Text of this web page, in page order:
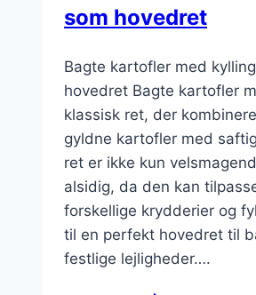
som hovedret
Bagte kartofler med
hovedret Bagte kartofler
klassisk ret, der
gyldne kartofler med
ret er ikke kun
alsidig, da den kan
forskellige krydderier og
til en perfekt hovedret til
festlige lejligheder….